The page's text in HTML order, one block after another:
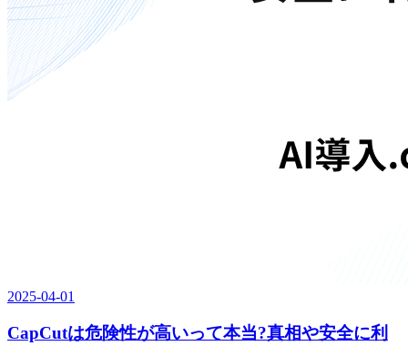
2025-04-01
CapCutは危険性が高いって本当?真相や安全に利